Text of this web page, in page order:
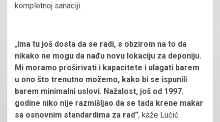
kompletnoj sanaciji.
„Ima tu još dosta da se radi, s obzirom na to da
nikako ne mogu da nađu novu lokaciju za deponiju.
Mi moramo proširivati i kapacitete i ulagati barem
u ono što trenutno možemo, kako bi se ispunili
barem minimalni uslovi. Nažalost, još od 1997.
godine niko nije razmišljao da se tada krene makar
sa osnovnim standardima za rad”, kaže Lučić.